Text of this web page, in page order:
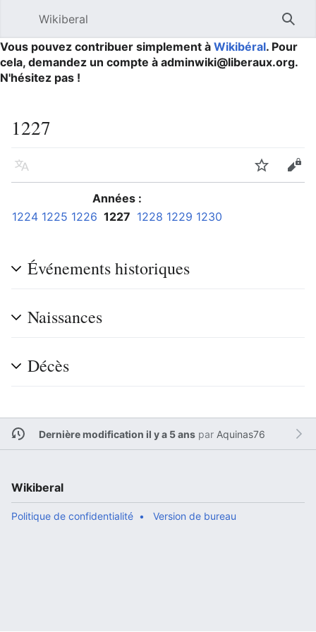
Wikiberal
Vous pouvez contribuer simplement à Wikibéral. Pour
cela, demandez un compte à adminwiki@liberaux.org.
N'hésitez pas !
1227
Langue Suivre
Années :
1224 1225 1226 1227 1228 1229 1230
Événements historiques
Naissances
Décès
Dernière modification il y a 5 anspar Aquinas76
Wikiberal
Politique de confidentialité Version de bureau